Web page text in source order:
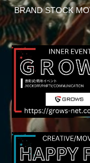
BRAND STOCK